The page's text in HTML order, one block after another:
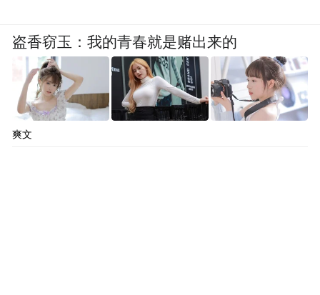
盗香窃玉：我的青春就是赌出来的
爽文